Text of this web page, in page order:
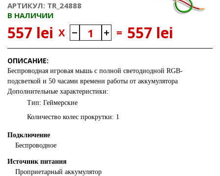
АРТИКУЛ: TR_24888
В НАЛИЧИИ
557 lei X = 557 lei
ОПИСАНИЕ:
Беспроводная игровая мышь с полной светодиодной RGB-
подсветкой и 50 часами времени работы от аккумулятора
Дополнительные характеристики:
Тип: Геймерские
Количество колес прокрутки: 1
Подключение
Беспроводное
Источник питания
Проприетарный аккумулятор